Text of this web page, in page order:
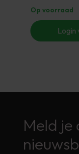
Op voorraad
Login
Meld je